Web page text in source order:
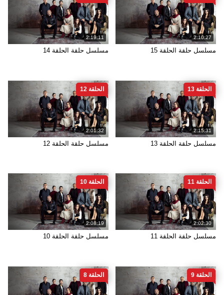
2:10:27
مسلسل حلقة الحلقة 15
2:19:11
مسلسل حلقة الحلقة 14
2:15:31
الحلقة 13
مسلسل حلقة الحلقة 13
2:01:32
الحلقة 12
مسلسل حلقة الحلقة 12
2:02:30
الحلقة 11
مسلسل حلقة الحلقة 11
2:08:19
الحلقة 10
مسلسل حلقة الحلقة 10
الحلقة 9 الحلقة 8